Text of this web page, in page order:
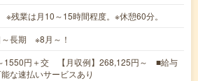
残業は月10～15時間程度。※休憩60分。
～長期 ※8月～！
1550円＋交 【月収例】268,125円～ ■給与
な速払いサービスあり